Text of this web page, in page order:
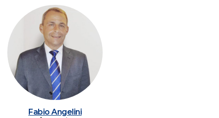
Fabio Angelini